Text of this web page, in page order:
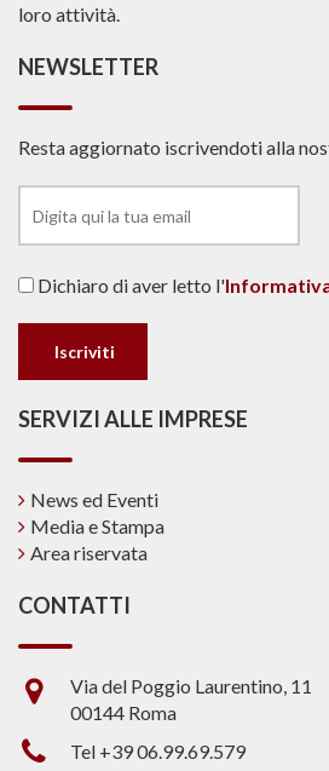
loro attività.
NEWSLETTER
Resta aggiornato iscrivendoti alla
Dichiaro di aver letto l'
SERVIZI ALLE IMPRESE
News ed Eventi
Media e Stampa
Area riservata
CONTATTI
Via del Poggio Laurentino, 11
00144 Roma
Tel +39 06.99.69.579